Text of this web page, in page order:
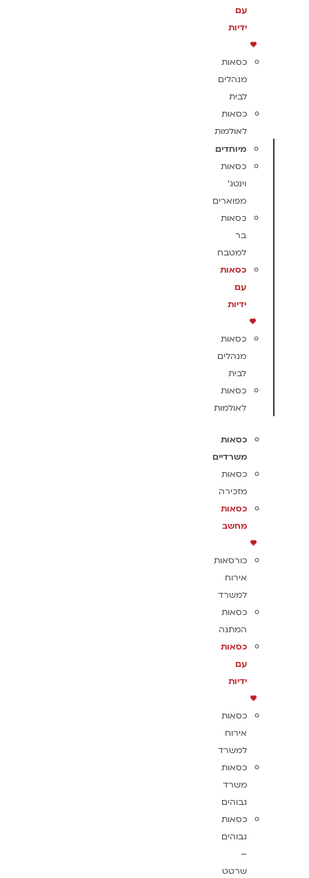
עם
ידיות
כסאות
מנהלים
לבית
כסאות
לאולמות
מיוחדים
כסאות
וינטג'
מפוארים
כסאות
בר
למטבח
כסאות
עם
ידיות
כסאות
מנהלים
לבית
כסאות
לאולמות
כסאות
משרדיים
כסאות
מזכירה
כסאות
מחשב
כורסאות
אירוח
למשרד
כסאות
המתנה
כסאות
עם
ידיות
כסאות
אירוח
למשרד
כסאות
משרד
גבוהים
כסאות
גבוהים
–
שרטט